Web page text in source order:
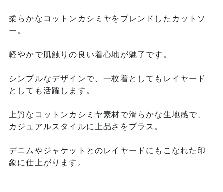
柔らかなコットンカシミヤをブレンドしたカットソ
ー。
軽やかで肌触りの良い着心地が魅了です。
シンプルなデザインで、一枚着としてもレイヤード
としても活躍します。
上質なコットンカシミヤ素材で滑らかな生地感で、
カジュアルスタイルに上品さをプラス。
デニムやジャケットとのレイヤードにもこなれた印
象に仕上がります。